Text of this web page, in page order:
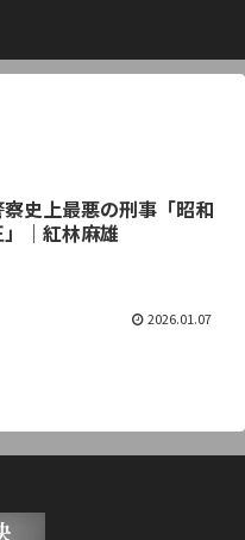
史上最悪の刑事「昭和
｜紅林麻雄
2026.01.07